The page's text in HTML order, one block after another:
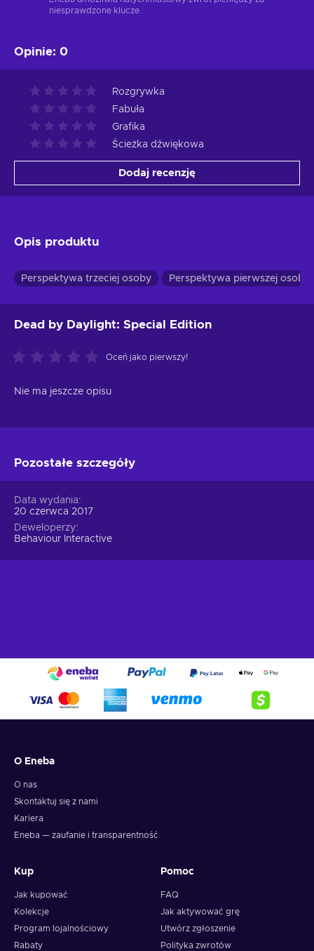
niesprawdzone klucze.
Opinie: 0
Rozgrywka
Fabuła
Grafika
Ścieżka dźwiękowa
Dodaj recenzję
Opis produktu
Perspektywa trzeciej osoby Perspektywa pierwszej osoby
Dead by Daylight: Special Edition
Oceń jako pierwszy!
Nie ma jeszcze opisu
Pozostałe szczegóły
Data wydania
20 czerwca 2017
Deweloperzy
Behaviour Interactive
O Eneba
O nas
Skontaktuj się z nami
Kariera
Eneba — zaufanie i transparentność
Kup
Jak kupować
Kolekcje
Program lojalnościowy
Rabaty
Pomoc
FAQ
Jak aktywować grę
Utwórz zgłoszenie
Polityka zwrotów